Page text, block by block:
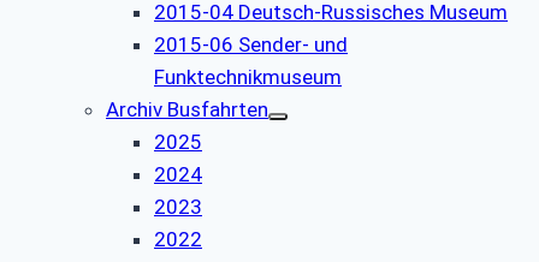
2015-04 Deutsch-Russisches Museum
2015-06 Sender- und
Funktechnikmuseum
Archiv Busfahrten
2025
2024
2023
2022